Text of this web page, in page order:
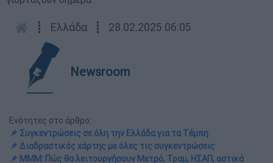
┋ Ελλάδα ┋ 28.02.2025 06:05
Newsroom
Ενότητες στο άρθρο:
📌 Συγκεντρώσεις σε όλη την Ελλάδα για τα Τέμπη
📌 Διαδραστικός χάρτης με όλες τις συγκεντρώσεις
📌 ΜΜΜ: Πώς θα λειτουργήσουν Μετρό, Τραμ, ΗΣΑΠ, αστικά